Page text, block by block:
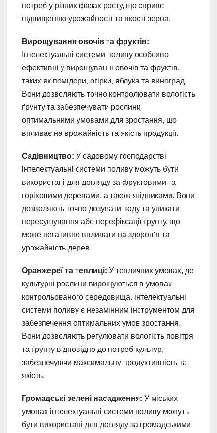
потреб у різних фазах росту, що сприяє
підвищенню урожайності та якості зерна.
Вирощування овочів та фруктів:
Інтелектуальні системи поливу особливо
ефективні у вирощуванні овочів та фруктів,
таких як помідори, огірки, яблука та виноград.
Вони дозволяють точно контролювати вологість
ґрунту та забезпечувати рослини
оптимальними умовами для зростання, що
впливає на врожайність та якість продукції.
Садівництво: У садовому господарстві
інтелектуальні системи поливу можуть бути
використані для догляду за фруктовими та
горіховими деревами, а також ягідниками. Вони
дозволяють точно дозувати воду та уникати
пересушування або перефіксації ґрунту, що
може негативно впливати на здоров’я та
урожайність дерев.
Оранжереї та теплиці: У тепличних умовах, де
культурні рослини вирощуються в умовах
контрольованого середовища, інтелектуальні
системи поливу є незамінним інструментом для
забезпечення оптимальних умов зростання.
Вони дозволяють регулювати вологість повітря
та ґрунту відповідно до потреб культур,
забезпечуючи максимальну продуктивність та
якість.
Громадські зелені насадження: У міських
умовах інтелектуальні системи поливу можуть
бути використані для догляду за громадськими